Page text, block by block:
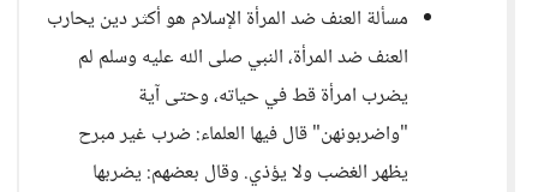
مسألة العنف ضد المرأة الإسلام هو أكثر دين يحارب
العنف ضد المرأة، النبي صلى الله عليه وسلم لم
يضرب امرأة قط في حياته، وحتى آية
"واضربونهن" قال فيها العلماء: ضرب غير مبرح
يظهر الغضب ولا يؤذي. وقال بعضهم: يضربها